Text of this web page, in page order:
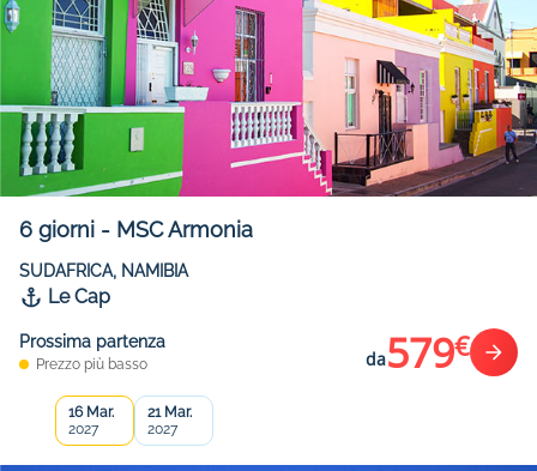
6 giorni - MSC Armonia
SUDAFRICA, NAMIBIA
Le Cap
Prossima partenza
Prezzo più basso da579€
16 Mar.
2027
21 Mar.
2027